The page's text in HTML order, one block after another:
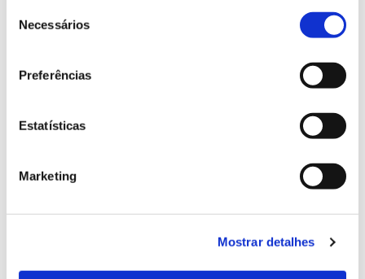
Necessários
Preferências
Estatísticas
Marketing
Mostrar detalhes
Registar galhas de Trichi em acácia-das-espigas:
25.06.2026
Natureza e florestas procuram jovens voluntários